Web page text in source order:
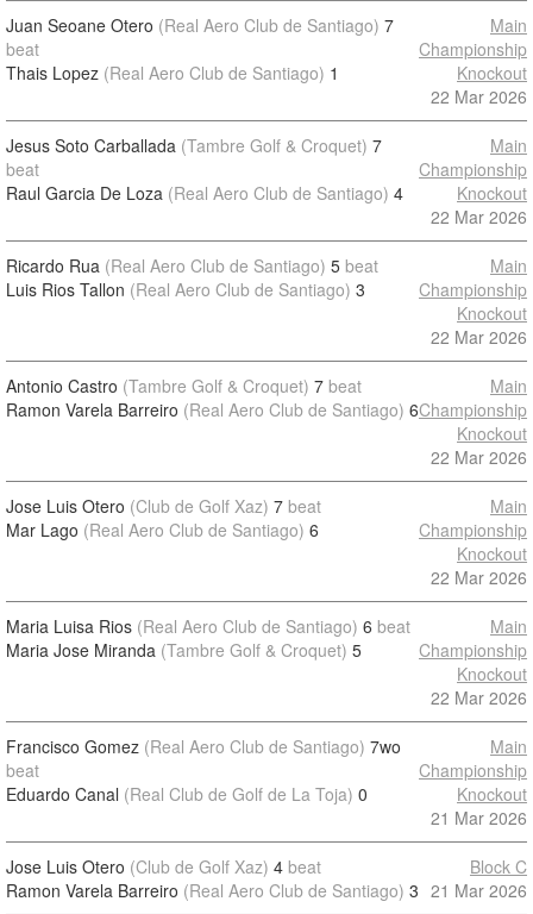
Juan Seoane Otero (Real Aero Club de Santiago) 7
beat
Thais Lopez (Real Aero Club de Santiago) 1
Main
Championship
Knockout
22 Mar 2026
Jesus Soto Carballada (Tambre Golf & Croquet) 7
beat
Raul Garcia De Loza (Real Aero Club de Santiago) 4
Main
Championship
Knockout
22 Mar 2026
Ricardo Rua (Real Aero Club de Santiago) 5 beat
Luis Rios Tallon (Real Aero Club de Santiago) 3
Main
Championship
Knockout
22 Mar 2026
Antonio Castro (Tambre Golf & Croquet) 7 beat
Ramon Varela Barreiro (Real Aero Club de Santiago) 6
Main
Championship
Knockout
22 Mar 2026
Jose Luis Otero (Club de Golf Xaz) 7 beat
Mar Lago (Real Aero Club de Santiago) 6
Main
Championship
Knockout
22 Mar 2026
Maria Luisa Rios (Real Aero Club de Santiago) 6 beat
Maria Jose Miranda (Tambre Golf & Croquet) 5
Main
Championship
Knockout
22 Mar 2026
Francisco Gomez (Real Aero Club de Santiago) 7wo
beat
Eduardo Canal (Real Club de Golf de La Toja) 0
Main
Championship
Knockout
21 Mar 2026
Jose Luis Otero (Club de Golf Xaz) 4 beat
Ramon Varela Barreiro (Real Aero Club de Santiago) 3
Block C
21 Mar 2026